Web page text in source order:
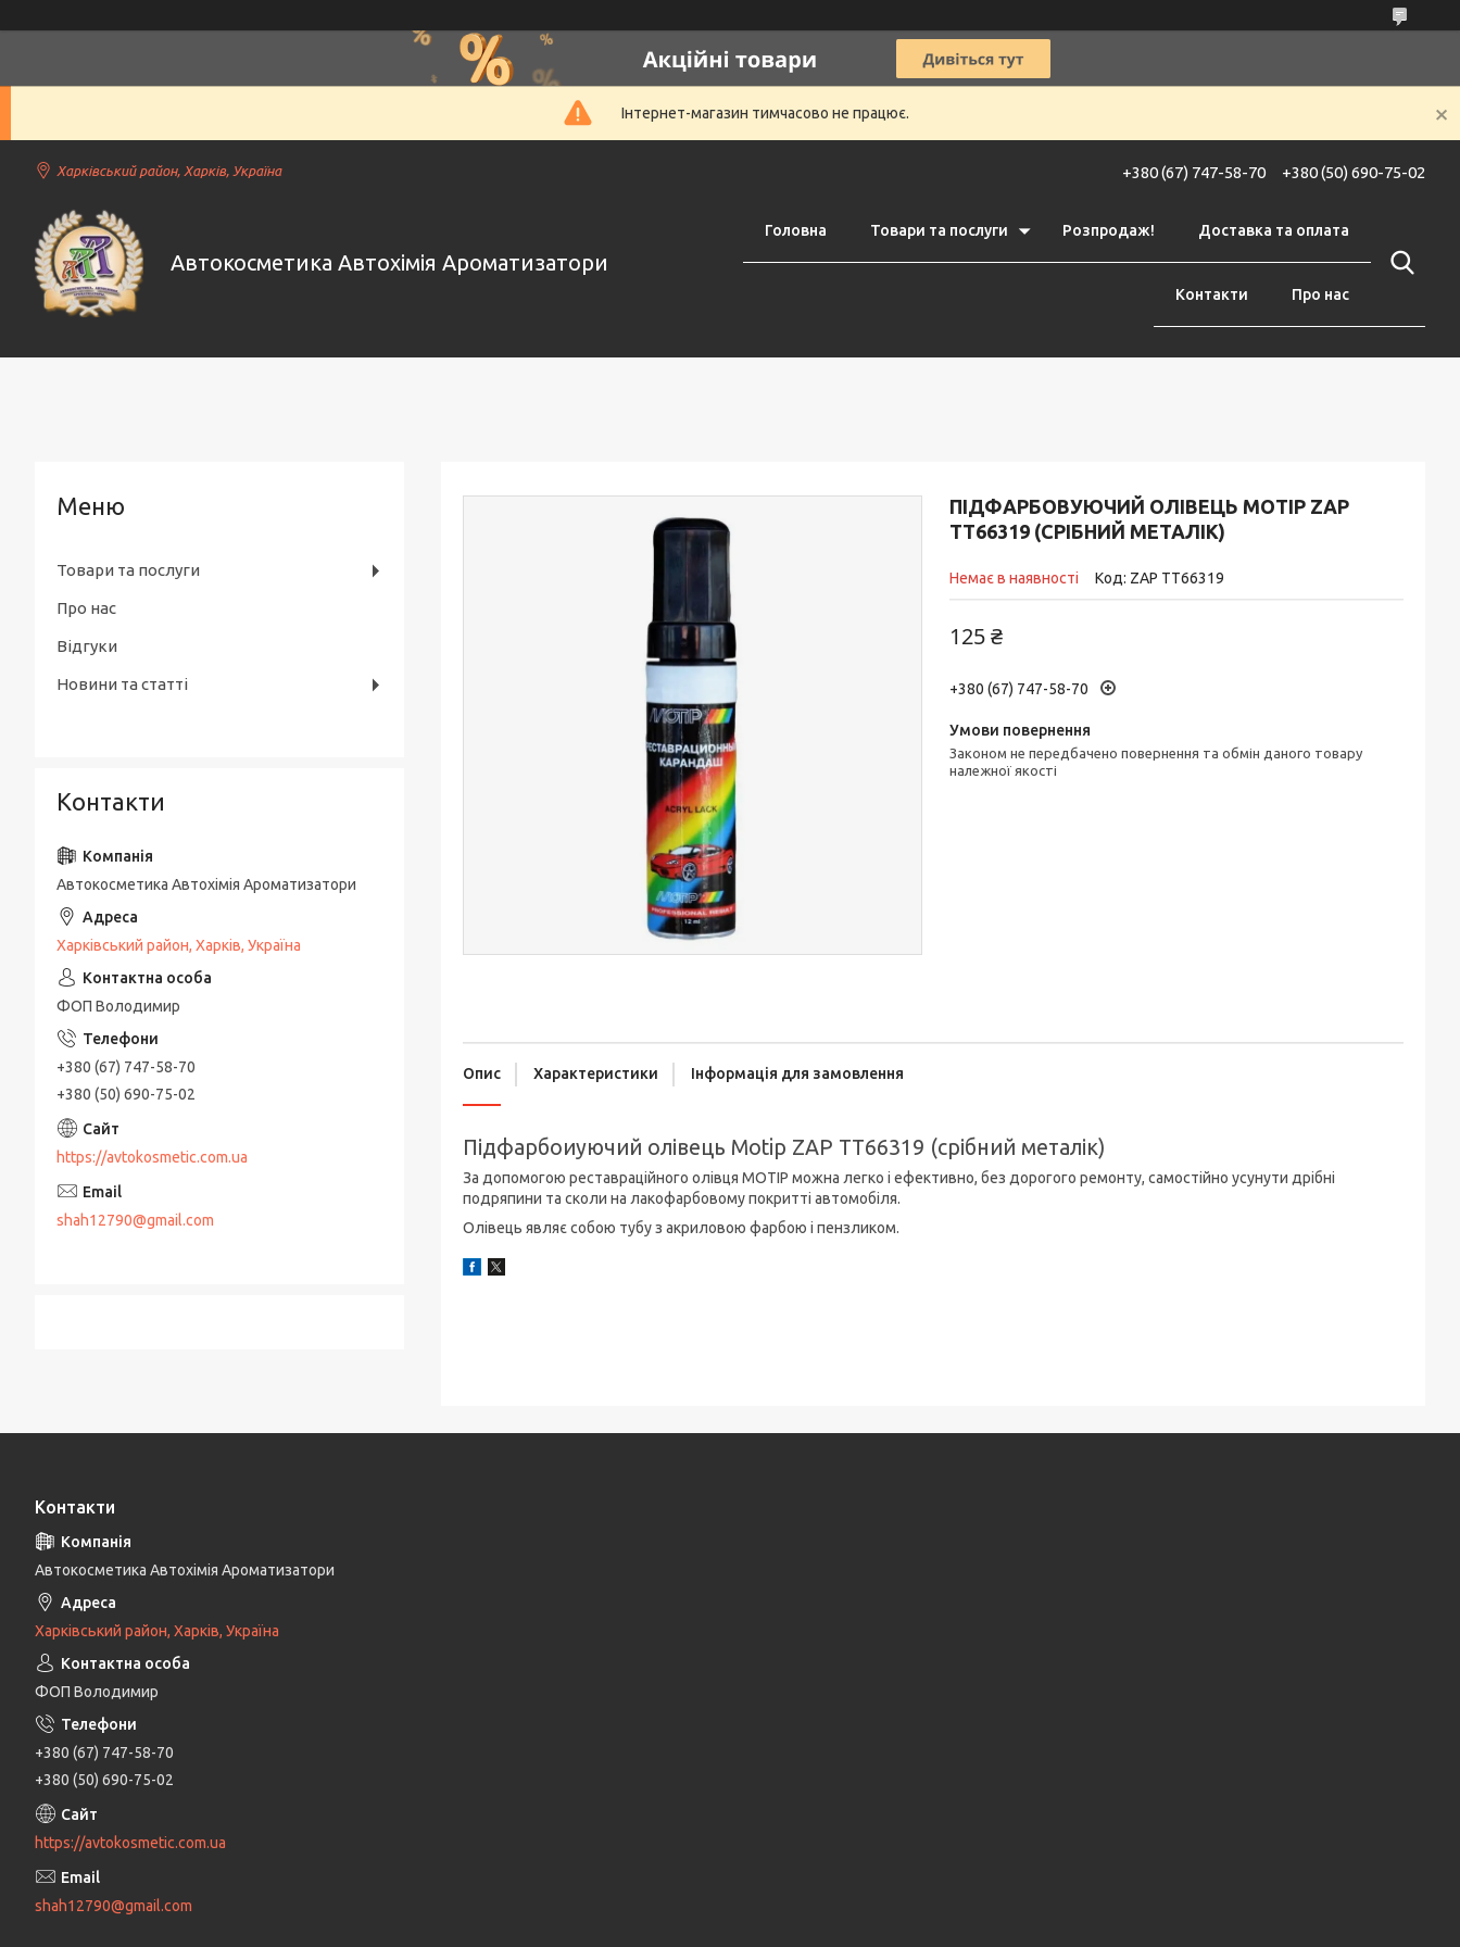
Інтернет-магазин тимчасово не працює.
Харківський район, Харків, Україна +380 (67) 747-58-70 +380 (50) 690-75-02
Автокосметика Автохімія Ароматизатори
Головна Товари та послуги Розпродаж! Доставка та оплата
Контакти Про нас
ПІДФАРБОВУЮЧИЙ ОЛІВЕЦЬ MOTIP ZAP
TT66319 (СРІБНИЙ МЕТАЛІК)
Немає в наявності Код: ZAP TT66319
125 ₴
+380 (67) 747-58-70
Законом не передбачено повернення та обмін даного товару
належної якості
Опис Характеристики Інформація для замовлення
Підфарбоиуючий олівець Motip ZAP TT66319 (срібний металік)
За допомогою реставраційного олівця MOTIP можна легко і ефективно, без дорогого ремонту, самостійно усунути дрібні
подряпини та сколи на лакофарбовому покритті автомобіля.
Олівець являє собою тубу з акриловою фарбою і пензликом.
Товари та послуги
Про нас
Відгуки
Новини та статті
Контакти
Автокосметика Автохімія Ароматизатори
Харківський район, Харків, Україна
ФОП Володимир
+380 (67) 747-58-70
+380 (50) 690-75-02
https://avtokosmetic.com.ua
shah12790@gmail.com
Контакти
Автокосметика Автохімія Ароматизатори
Харківський район, Харків, Україна
ФОП Володимир
+380 (67) 747-58-70
+380 (50) 690-75-02
https://avtokosmetic.com.ua
shah12790@gmail.com